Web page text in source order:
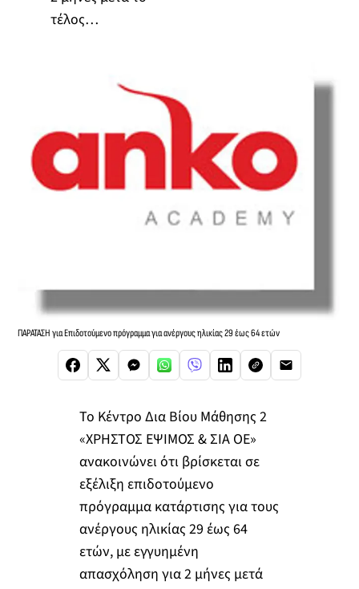
τέλος…
ΠΑΡΑΤΑΣΗ για Επιδοτούμενο πρόγραμμα για ανέργους ηλικίας 29 έως 64 ετών
Το Κέντρο Δια Βίου Μάθησης 2
«ΧΡΗΣΤΟΣ ΕΨΙΜΟΣ & ΣΙΑ ΟΕ»
ανακοινώνει ότι βρίσκεται σε
εξέλιξη επιδοτούμενο
πρόγραμμα κατάρτισης για τους
ανέργους ηλικίας 29 έως 64
ετών, με εγγυημένη
απασχόληση για 2 μήνες μετά